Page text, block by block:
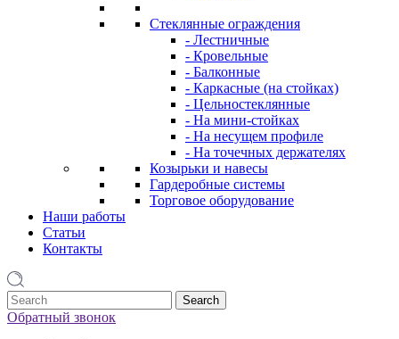
Стеклянные ограждения
- Лестничные
- Кровельные
- Балконные
- Каркасные (на стойках)
- Цельностеклянные
- На мини-стойках
- На несущем профиле
- На точечных держателях
Козырьки и навесы
Гардеробные системы
Торговое оборудование
Наши работы
Статьи
Контакты
1
Обратный звонок